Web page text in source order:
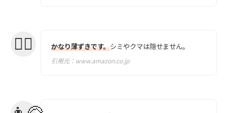
かなり薄ずきです。シミやクマは隠せません。
引用元： www.amazon.co.jp